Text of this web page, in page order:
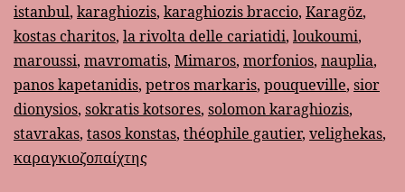
istanbul, karaghiozis, karaghiozis braccio, Karagöz,
kostas charitos, la rivolta delle cariatidi, loukoumi,
maroussi, mavromatis, Mimaros, morfonios, nauplia,
panos kapetanidis, petros markaris, pouqueville, sior
dionysios, sokratis kotsores, solomon karaghiozis,
stavrakas, tasos konstas, théophile gautier, velighekas,
καραγκιοζοπαίχτης